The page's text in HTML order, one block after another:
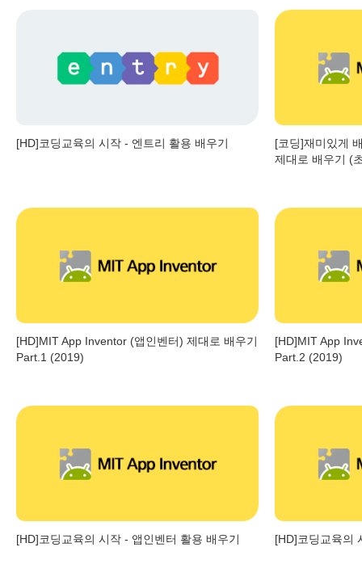
[HD]코딩교육의 시작 - 엔트리 활용 배우기
[코딩]재미있게
제대로 배우기 (
[HD]MIT App Inventor (앱인벤터) 제대로 배우기
Part.1 (2019)
[HD]MIT App
Part.2 (2019)
[HD]코딩교육의 시작 - 앱인벤터 활용 배우기 [HD]코딩교육의